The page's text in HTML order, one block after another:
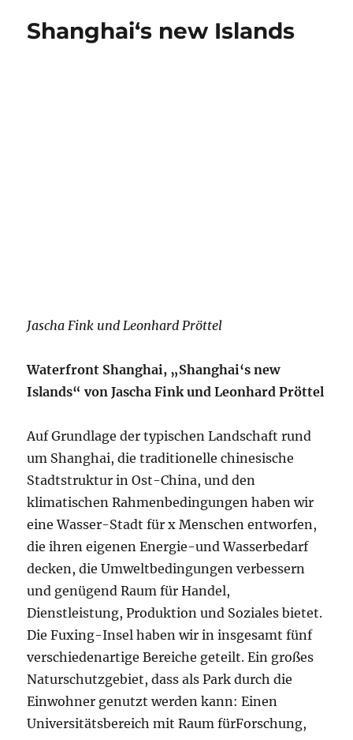
Jascha Fink und Leonhard Pröttel
Dienstleistung, Produktion und Soziales bietet.
verschiedenartige Bereiche geteilt. Ein großes
Naturschutzgebiet, dass als Park durch die
Universitätsbereich mit Raum fürForschung,
einen dichten zentralen Bereich in dem die
meisten Einwohner leben, der aber auch Raum
für Handel und Dienstleistung bietet, ein
Bereich mit einem Schwerpunkt auf Büros und
Arbeiten sowie einen weniger dichten Bereich
im Süden, der Arbeiten und Wohnen
miteinander verbindet. In allen Bereichen ist
das Wasser das Hauptthema, wobei die Art wie
Wasser eine Rolle spielt unterschiedlich ist. In
den Randzonen der Insel sind es große Bassins,
in den dichteren Zonen schmale Kanäle, die
jeweils rechteckige Inseln bilden. Auf diesen
Inseln steht eine irreguläre, rechtwinklige